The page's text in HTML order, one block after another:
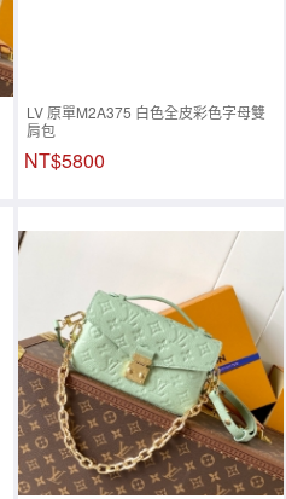
LV 原單M2A375 白色全皮彩色字母雙
肩包
NT$5800